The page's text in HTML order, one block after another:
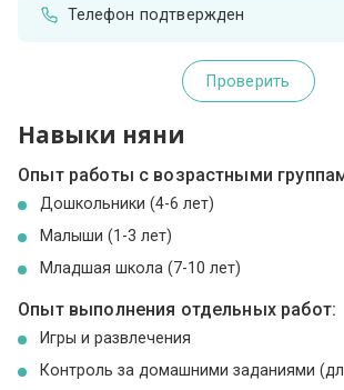
Телефон подтвержден
Проверить
Навыки няни
Опыт работы с возрастными
Дошкольники (4-6 лет)
Малыши (1-3 лет)
Младшая школа (7-10 лет)
Опыт выполнения отдельных работ:
Игры и развлечения
Контроль за домашними заданиями